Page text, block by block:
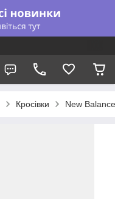
Кросівки New Balance